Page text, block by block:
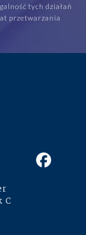
tych działań
przetwarzania
C